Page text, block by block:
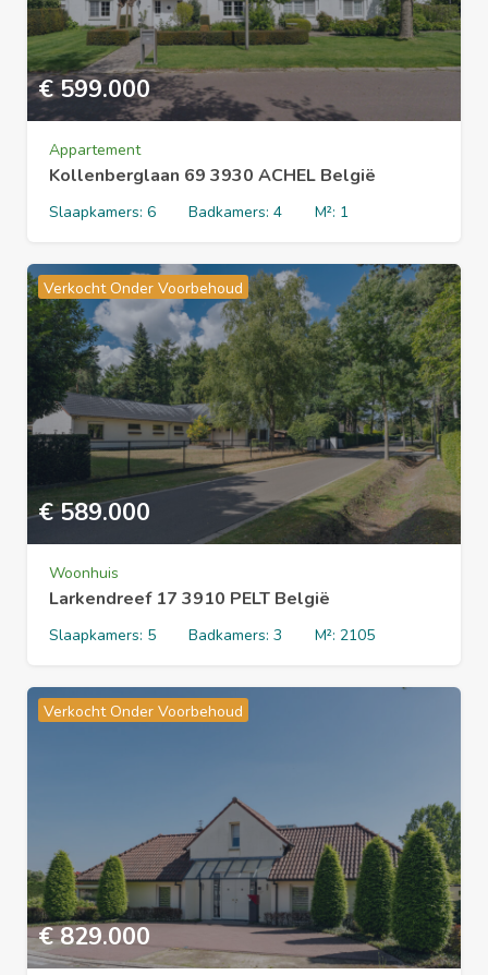
€ 599.000
Appartement
Kollenberglaan 69 3930 ACHEL België
Slaapkamers: 6 Badkamers: 4 M²: 1
Verkocht Onder Voorbehoud
€ 589.000
Woonhuis
Larkendreef 17 3910 PELT België
Slaapkamers: 5 Badkamers: 3 M²: 2105
Verkocht Onder Voorbehoud
€ 829.000